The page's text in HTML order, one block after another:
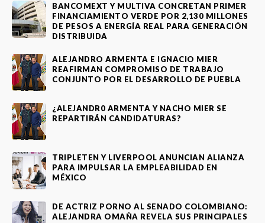
BANCOMEXT Y MULTIVA CONCRETAN PRIMER
FINANCIAMIENTO VERDE POR 2,130 MILLONES
DE PESOS A ENERGÍA REAL PARA GENERACIÓN
DISTRIBUIDA
ALEJANDRO ARMENTA E IGNACIO MIER
REAFIRMAN COMPROMISO DE TRABAJO
CONJUNTO POR EL DESARROLLO DE PUEBLA
¿ALEJANDR0 ARMENTA Y NACHO MIER SE
REPARTIRÁN CANDIDATURAS?
TRIPLETEN Y LIVERPOOL ANUNCIAN ALIANZA
PARA IMPULSAR LA EMPLEABILIDAD EN
MÉXICO
DE ACTRIZ PORNO AL SENADO COLOMBIANO:
ALEJANDRA OMAÑA REVELA SUS PRINCIPALES